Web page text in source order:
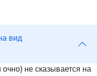
вид
не сказывается на